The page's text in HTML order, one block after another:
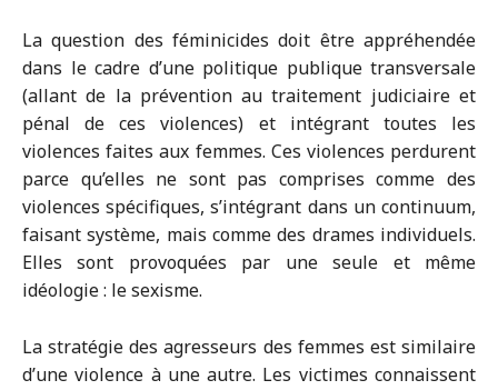
La question des féminicides doit être appréhendée
dans le cadre d’une politique publique transversale
(allant de la prévention au traitement judiciaire et
pénal de ces violences) et intégrant toutes les
violences faites aux femmes. Ces violences perdurent
parce qu’elles ne sont pas comprises comme des
violences spécifiques, s’intégrant dans un continuum,
faisant système, mais comme des drames individuels.
Elles sont provoquées par une seule et même
idéologie : le sexisme.
La stratégie des agresseurs des femmes est similaire
d’une violence à une autre. Les victimes connaissent